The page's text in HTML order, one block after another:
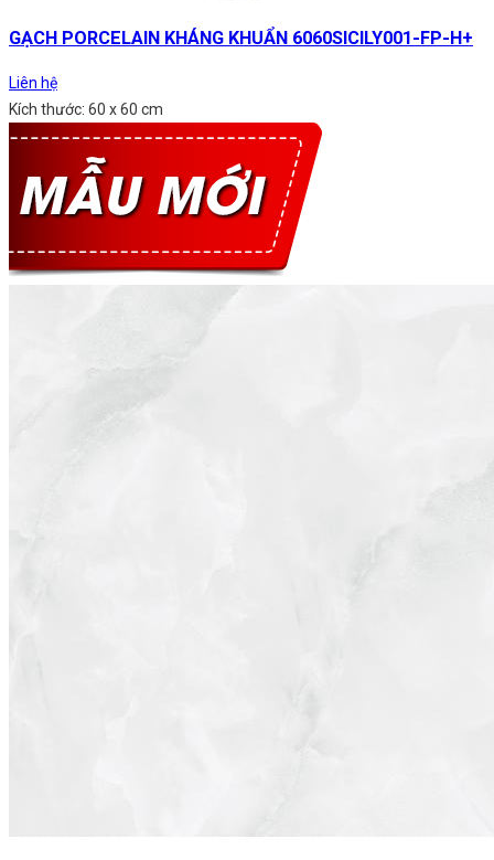
GẠCH PORCELAIN KHÁNG KHUẨN 6060SICILY001-FP-H+
Liên hệ
Kích thước: 60 x 60 cm